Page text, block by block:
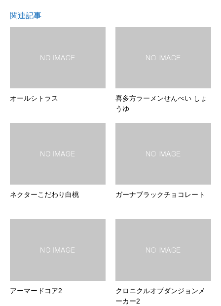
関連記事
オールシトラス
喜多方ラーメンせんべい しょ
うゆ
ネクターこだわり白桃 ガーナブラックチョコレート
アーマードコア2
クロニクルオブダンジョンメ
ーカー2